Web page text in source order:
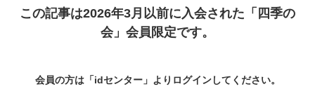
この記事は2026年3月以前に入会された「四季の
会」会員限定です。
会員の方は「idセンター」よりログインしてください。